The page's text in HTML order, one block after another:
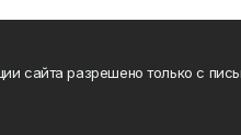
сайта разрешено только с